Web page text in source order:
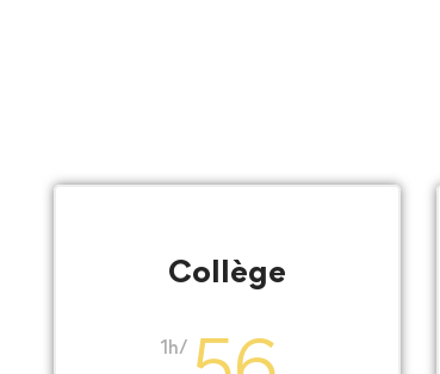
Collège
1h/